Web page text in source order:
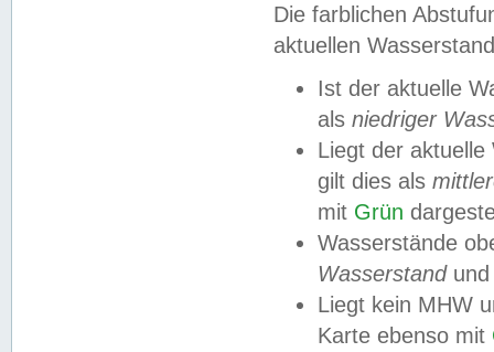
Die farblichen
aktuellen
Ist der aktuelle
als niedriger
Liegt der
gilt dies als
mit Grün
Wasserstände
Wasserstandund
Liegt kein MHW
Karte ebenso mit